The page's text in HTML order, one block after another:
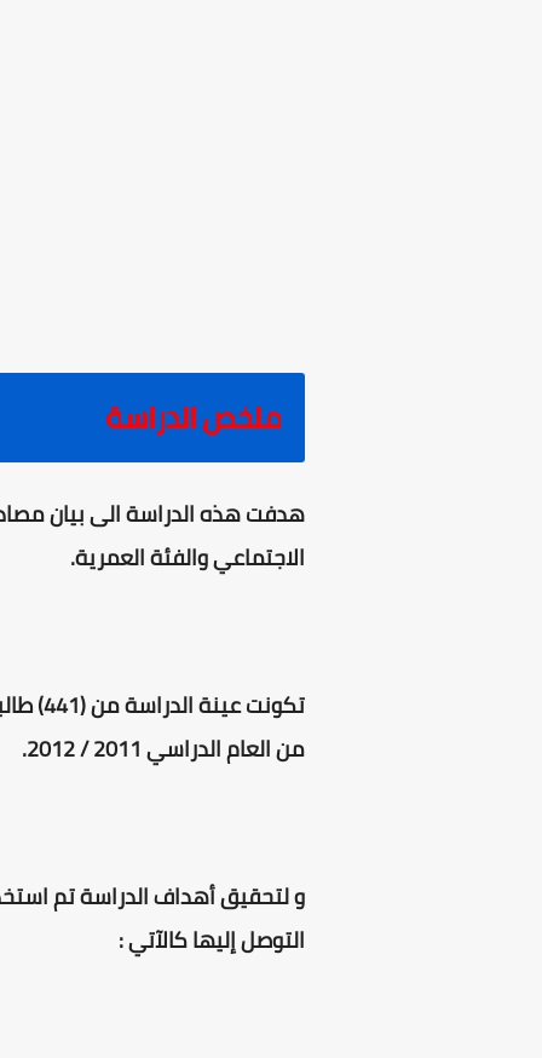
ملخص الدراسة
هدفت هذه الدراسة الى بيان
الاجتماعي والفئة العمرية.
من العام الدراسي 2011 / 2012.
و لتحقيق أهداف الدراسة تم
التوصل إليها كالآتي :